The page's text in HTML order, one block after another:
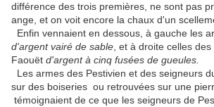
différence des trois premières, ne sont pas
ange, et on voit encore la chaux d'un
Enfin vennaient en dessous, à gauche les
d'argent vairé de sable , et à droite celles
Faouët d'argent à cinq fusées de gueules.
Les armes des Pestivien et des seigneurs
sur des boiseries ou retrouvées sur une
témoignaient de ce que les seigneurs de